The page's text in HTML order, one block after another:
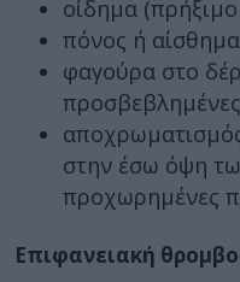
οίδημα
πόνος ή
φαγούρα στο
στην έσω όψη
προχωρημένες
Επιφανειακή